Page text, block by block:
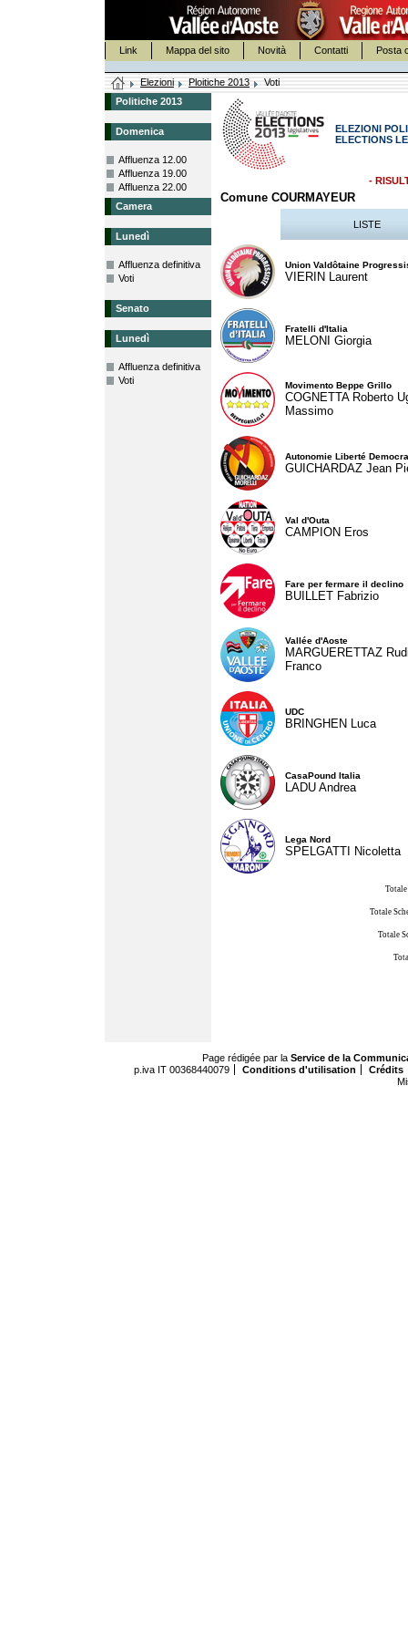
Link Mappa del sito Novità Contatti Posta
Elezioni Ploitiche 2013
Voti
Politiche 2013
Domenica
Affluenza 12.00
Affluenza 19.00
Affluenza 22.00
Camera
Lunedì
Affluenza definitiva
Voti
Senato
Lunedì
Affluenza definitiva
Voti
ELEZIONI
ELECTIONS
-
Comune COURMAYEUR
LISTE
Union Valdôtaine
VIERIN Laurent
Fratelli d'Italia
MELONI Giorgia
Movimento Beppe Grillo
COGNETTA Roberto
Massimo
Autonomie Liberté
GUICHARDAZ Jean
Val d'Outa
CAMPION Eros
Fare per fermare il declino
BUILLET Fabrizio
Vallée d'Aoste
MARGUERETTAZ
Franco
UDC
BRINGHEN Luca
CasaPound Italia
LADU Andrea
Lega Nord
SPELGATTI Nicoletta
Totale
Totale
Page rédigée par la Service de la
p.iva IT 00368440079
Conditions d'utilisation
Crédits